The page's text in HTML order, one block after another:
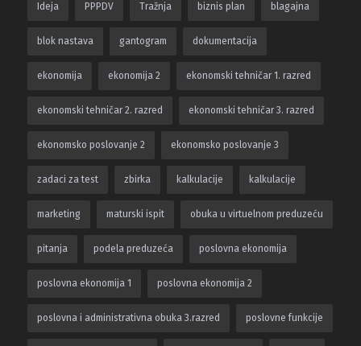
Ideja PPPDV Tražnja biznis plan blagajna
blok nastava gantogram dokumentacija
ekonomija ekonomija 2 ekonomski tehničar 1. razred
ekonomski tehničar 2. razred ekonomski tehničar 3. razred
ekonomsko poslovanje 2 ekonomsko poslovanje 3
zadaci za test zbirka kalkulacije kalkulacije
marketing maturski ispit obuka u virtuelnom preduzeću
pitanja podela preduzeća poslovna ekonomija
poslovna ekonomija 1 poslovna ekonomija 2
poslovna i administrativna obuka 3.razred poslovne funkcije